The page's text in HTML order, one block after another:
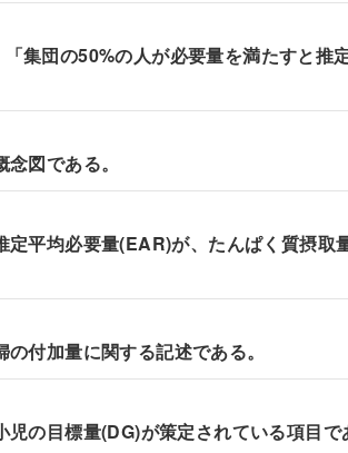
団の50%の人が必要量を満たすと推
図である。
平均必要量(EAR)が、たんぱく質摂取
付加量に関する記述である。
の目標量(DG)が策定されている項目で